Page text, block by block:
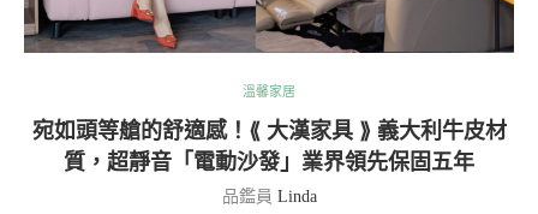
溫馨家居
宛如頭等艙的舒適感！⟪ 大漢家具 ⟫ 義大利牛皮材
質，超靜音「電動沙發」業界領先保固五年
品鑑員 Linda